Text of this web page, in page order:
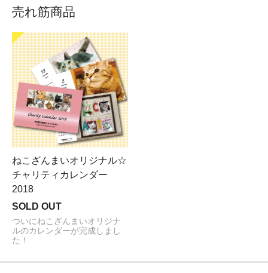
売れ筋商品
ねこざんまいオリジナル☆
チャリティカレンダー
2018
SOLD OUT
ついにねこざんまいオリジナ
ルのカレンダーが完成しまし
た！